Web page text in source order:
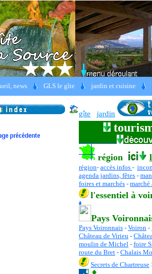
news GLS le gîte jardin et cuisine
Château de Pupetières en Isère. une
gîte jardin
région
région- accès infos -
agenda jardins, fêtes -
foires et marchés - marché
l'essentiel à
Pays
Pays Voironnais - Voiron -
Château de Virieu -
moulin de Michel - foire
route du Bret - Chalais
Secrets de Chartreuse